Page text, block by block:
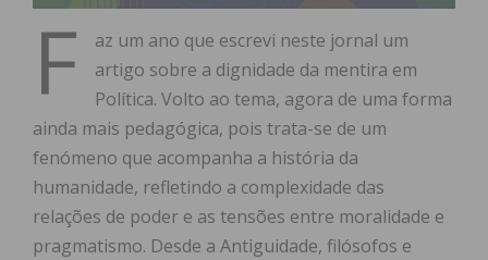
F
az um ano que escrevi neste jornal um
artigo sobre a dignidade da mentira em
Política. Volto ao tema, agora de uma forma
ainda mais pedagógica, pois trata-se de um
fenómeno que acompanha a história da
humanidade, refletindo a complexidade das
relações de poder e as tensões entre moralidade e
pragmatismo. Desde a Antiguidade, filósofos e